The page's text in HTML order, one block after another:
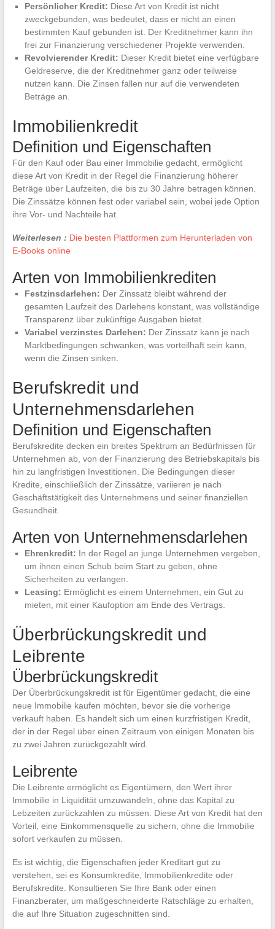
Persönlicher Kredit: Diese Art von Kredit ist nicht
zweckgebunden, was bedeutet, dass er nicht an einen
bestimmten Kauf gebunden ist. Der Kreditnehmer kann ihn
frei zur Finanzierung verschiedener Projekte verwenden.
Revolvierender Kredit: Dieser Kredit bietet eine verfügbare
Geldreserve, die der Kreditnehmer ganz oder teilweise
nutzen kann. Die Zinsen fallen nur auf die verwendeten
Beträge an.
Immobilienkredit
Definition und Eigenschaften
Für den Kauf oder Bau einer Immobilie gedacht, ermöglicht
diese Art von Kredit in der Regel die Finanzierung höherer
Beträge über Laufzeiten, die bis zu 30 Jahre betragen können.
Die Zinssätze können fest oder variabel sein, wobei jede Option
ihre Vor- und Nachteile hat.
Weiterlesen : Die besten Plattformen zum Herunterladen von
E-Books online
Arten von Immobilienkrediten
Festzinsdarlehen: Der Zinssatz bleibt während der
gesamten Laufzeit des Darlehens konstant, was vollständige
Transparenz über zukünftige Ausgaben bietet.
Variabel verzinstes Darlehen: Der Zinssatz kann je nach
Marktbedingungen schwanken, was vorteilhaft sein kann,
wenn die Zinsen sinken.
Berufskredit und
Unternehmensdarlehen
Definition und Eigenschaften
Berufskredite decken ein breites Spektrum an Bedürfnissen für
Unternehmen ab, von der Finanzierung des Betriebskapitals bis
hin zu langfristigen Investitionen. Die Bedingungen dieser
Kredite, einschließlich der Zinssätze, variieren je nach
Geschäftstätigkeit des Unternehmens und seiner finanziellen
Gesundheit.
Arten von Unternehmensdarlehen
Ehrenkredit: In der Regel an junge Unternehmen vergeben,
um ihnen einen Schub beim Start zu geben, ohne
Sicherheiten zu verlangen.
Leasing: Ermöglicht es einem Unternehmen, ein Gut zu
mieten, mit einer Kaufoption am Ende des Vertrags.
Überbrückungskredit und
Leibrente
Überbrückungskredit
Der Überbrückungskredit ist für Eigentümer gedacht, die eine
neue Immobilie kaufen möchten, bevor sie die vorherige
verkauft haben. Es handelt sich um einen kurzfristigen Kredit,
der in der Regel über einen Zeitraum von einigen Monaten bis
zu zwei Jahren zurückgezahlt wird.
Leibrente
Die Leibrente ermöglicht es Eigentümern, den Wert ihrer
Immobilie in Liquidität umzuwandeln, ohne das Kapital zu
Lebzeiten zurückzahlen zu müssen. Diese Art von Kredit hat den
Vorteil, eine Einkommensquelle zu sichern, ohne die Immobilie
sofort verkaufen zu müssen.
Es ist wichtig, die Eigenschaften jeder Kreditart gut zu
verstehen, sei es Konsumkredite, Immobilienkredite oder
Berufskredite. Konsultieren Sie Ihre Bank oder einen
Finanzberater, um maßgeschneiderte Ratschläge zu erhalten,
die auf Ihre Situation zugeschnitten sind.